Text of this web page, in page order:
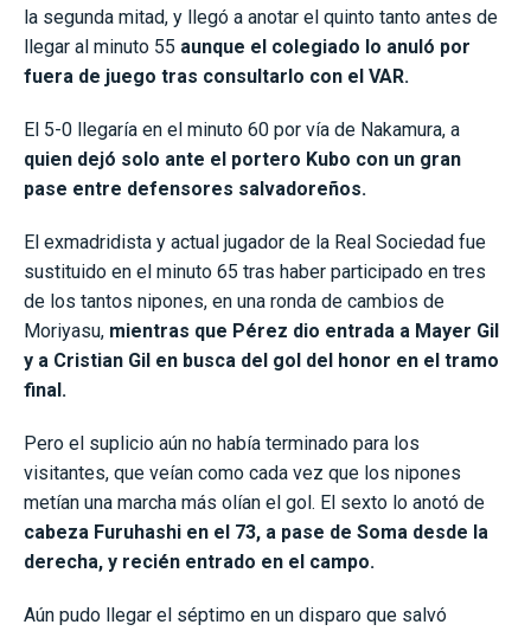
la segunda mitad, y llegó a anotar el quinto tanto antes de
llegar al minuto 55 aunque el colegiado lo anuló por
fuera de juego tras consultarlo con el VAR.
El 5-0 llegaría en el minuto 60 por vía de Nakamura, a
quien dejó solo ante el portero Kubo con un gran
pase entre defensores salvadoreños.
El exmadridista y actual jugador de la Real Sociedad fue
sustituido en el minuto 65 tras haber participado en tres
de los tantos nipones, en una ronda de cambios de
Moriyasu, mientras que Pérez dio entrada a Mayer Gil
y a Cristian Gil en busca del gol del honor en el tramo
final.
Pero el suplicio aún no había terminado para los
visitantes, que veían como cada vez que los nipones
metían una marcha más olían el gol. El sexto lo anotó de
cabeza Furuhashi en el 73, a pase de Soma desde la
derecha, y recién entrado en el campo.
Aún pudo llegar el séptimo en un disparo que salvó